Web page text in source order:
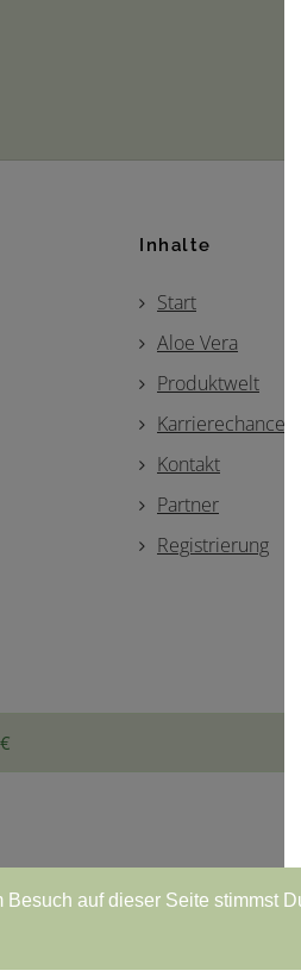
auf dieser Seite stimmst
Inhalte
Start
Aloe Vera
Produktwelt
Karrierechancen
Kontakt
Partner
Registrierung
• Vertrag widerrufen •